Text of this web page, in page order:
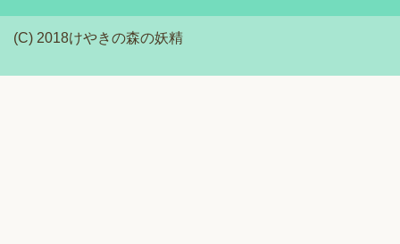
(C) 2018けやきの森の妖精